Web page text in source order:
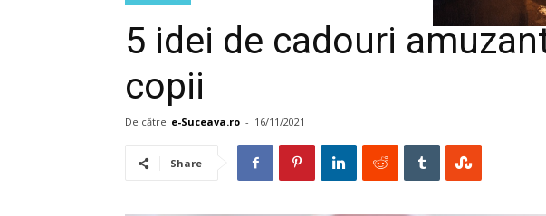
5 idei de cadouri
copii
De către e-Suceava.ro - 16/11/2021
Share